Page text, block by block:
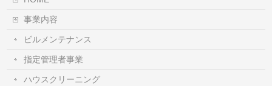
事業内容
ビルメンテナンス
指定管理者事業
ハウスクリーニング